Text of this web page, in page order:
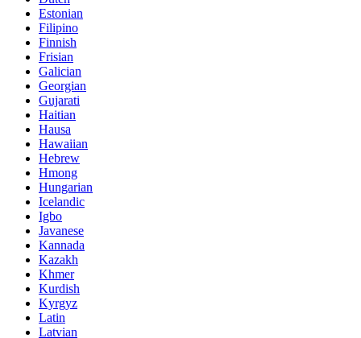
Estonian
Filipino
Finnish
Frisian
Galician
Georgian
Gujarati
Haitian
Hausa
Hawaiian
Hebrew
Hmong
Hungarian
Icelandic
Igbo
Javanese
Kannada
Kazakh
Khmer
Kurdish
Kyrgyz
Latin
Latvian